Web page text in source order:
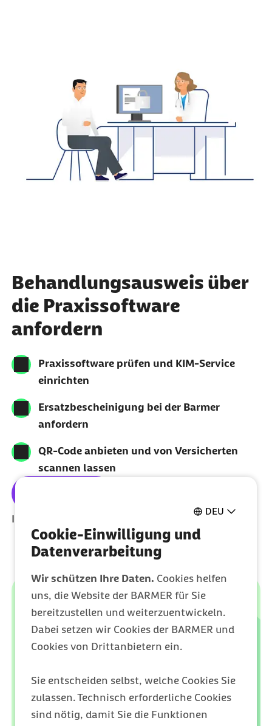
DEU
Cookie-Einwilligung und
Datenverarbeitung
Wir schützen Ihre Daten. Cookies helfen
uns, die Website der BARMER für Sie
bereitzustellen und weiterzuentwickeln.
Dabei setzen wir Cookies der BARMER und
Cookies von Drittanbietern ein.
Sie entscheiden selbst, welche Cookies Sie
zulassen. Technisch erforderliche Cookies
sind nötig, damit Sie die Funktionen
Behandlungsausweis über
die Praxissoftware
anfordern
Praxissoftware prüfen und KIM-Service
einrichten
Ersatzbescheinigung bei der Barmer
anfordern
QR-Code anbieten und von Versicherten
scannen lassen
Illustration: gematik GmbH